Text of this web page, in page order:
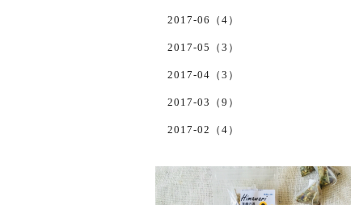
2017-06（4）
2017-05（3）
2017-04（3）
2017-03（9）
2017-02（4）